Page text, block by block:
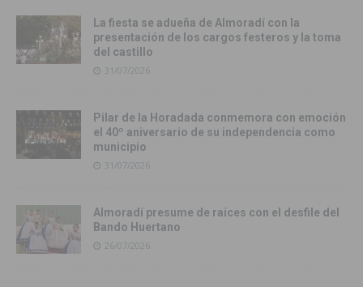
La fiesta se adueña de Almoradí con la
presentación de los cargos festeros y la toma
del castillo
31/07/2026
Pilar de la Horadada conmemora con emoción
el 40º aniversario de su independencia como
municipio
31/07/2026
Almoradí presume de raíces con el desfile del
Bando Huertano
26/07/2026